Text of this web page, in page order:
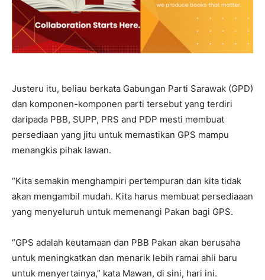
Justeru itu, beliau berkata Gabungan Parti Sarawak (GPD)
dan komponen-komponen parti tersebut yang terdiri
daripada PBB, SUPP, PRS and PDP mesti membuat
persediaan yang jitu untuk memastikan GPS mampu
menangkis pihak lawan.
“Kita semakin menghampiri pertempuran dan kita tidak
akan mengambil mudah. Kita harus membuat persediaaan
yang menyeluruh untuk memenangi Pakan bagi GPS.
“GPS adalah keutamaan dan PBB Pakan akan berusaha
untuk meningkatkan dan menarik lebih ramai ahli baru
untuk menyertainya,” kata Mawan, di sini, hari ini.